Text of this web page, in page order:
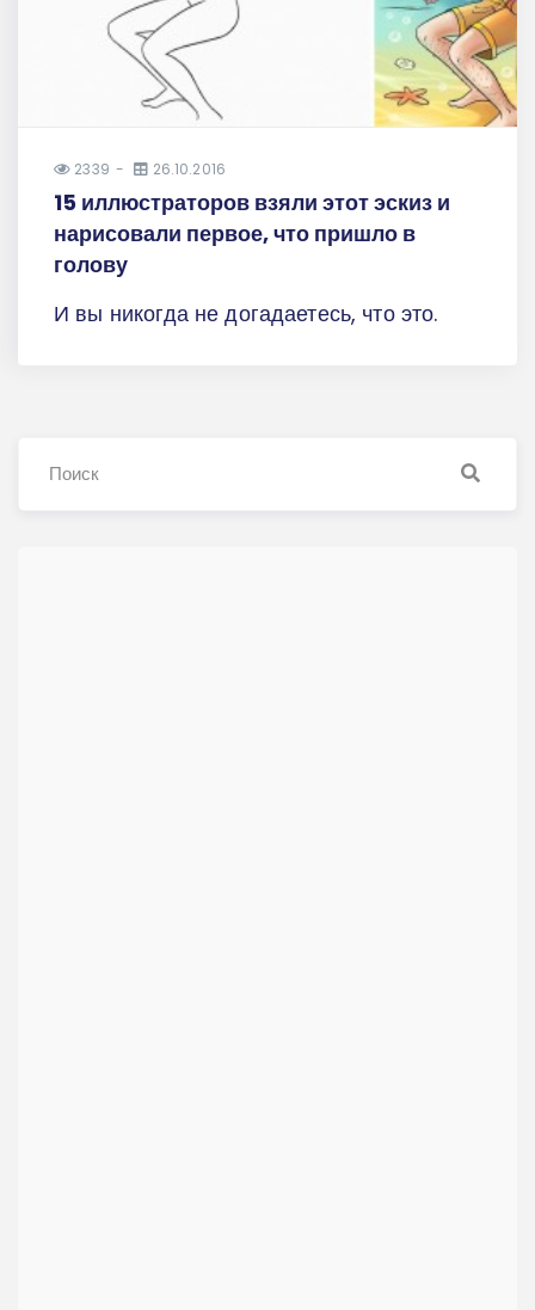
2339 26.10.2016
15 иллюстраторов взяли этот эскиз и
нарисовали первое, что пришло в
голову
И вы никогда не догадаетесь, что это.